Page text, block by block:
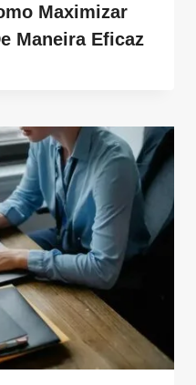
Maximizar
Maneira Eficaz